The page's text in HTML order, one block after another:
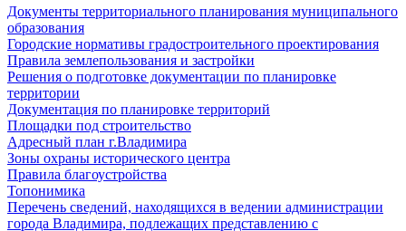
Документы территориального планирования муниципального
образования
Городские нормативы градостроительного проектирования
Правила землепользования и застройки
Решения о подготовке документации по планировке
территории
Документация по планировке территорий
Площадки под строительство
Адресный план г.Владимира
Зоны охраны исторического центра
Правила благоустройства
Топонимика
Перечень сведений, находящихся в ведении администрации
города Владимира, подлежащих представлению с